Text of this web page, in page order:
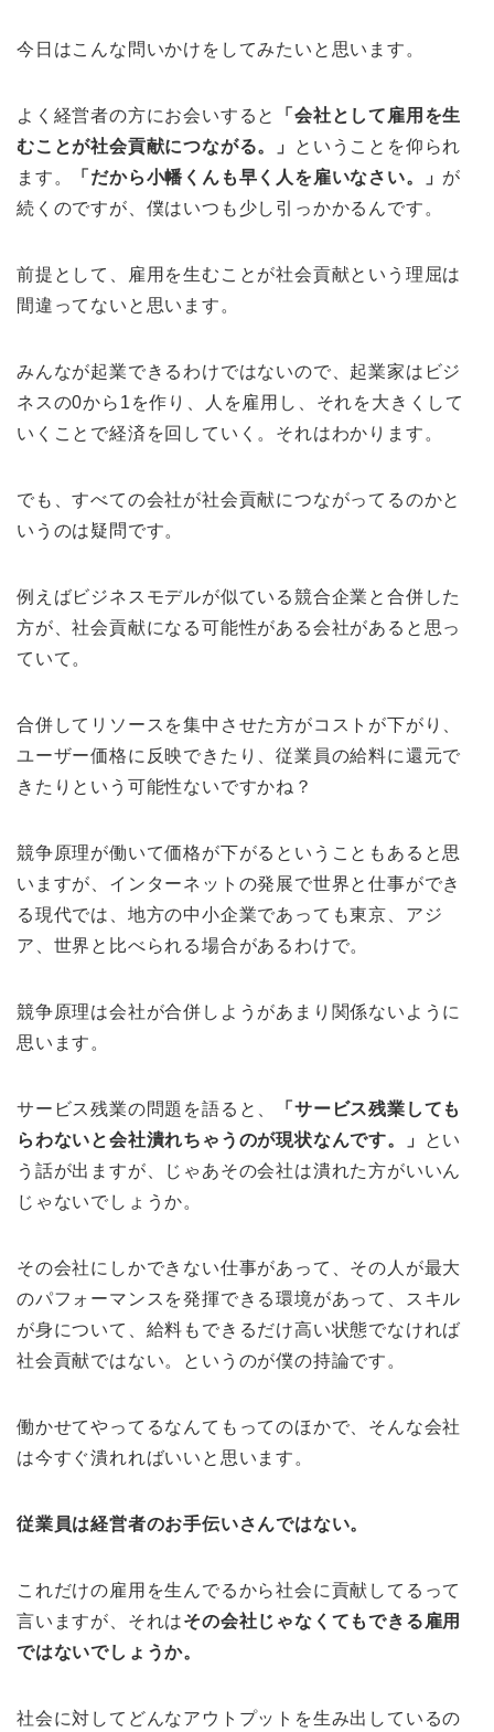
今日はこんな問いかけをしてみたいと思います。
よく経営者の方にお会いすると
「会社として雇用を生
むことが社会貢献につながる。」
ということを仰られ
ます。
「だから小幡くんも早く人を雇いなさい。」 が
続くのですが、僕はいつも少し引っかかるんです。
前提として、雇用を生むことが社会貢献という理屈は
間違ってないと思います。
みんなが起業できるわけではないので、起業家はビジ
ネスの0から1を作り、人を雇用し、それを大きくして
いくことで経済を回していく。それはわかります。
でも、すべての会社が社会貢献につながってるのかと
いうのは疑問です。
例えばビジネスモデルが似ている競合企業と合併した
方が、社会貢献になる可能性がある会社があると思っ
ていて。
合併してリソースを集中させた方がコストが下がり、
ユーザー価格に反映できたり、従業員の給料に還元で
きたりという可能性ないですかね？
競争原理が働いて価格が下がるということもあると思
いますが、インターネットの発展で世界と仕事ができ
る現代では、地方の中小企業であっても東京、アジ
ア、世界と比べられる場合があるわけで。
競争原理は会社が合併しようがあまり関係ないように
思います。
サービス残業の問題を語ると、
「サービス残業しても
らわないと会社潰れちゃうのが現状なんです。」
とい
う話が出ますが、じゃあその会社は潰れた方がいいん
じゃないでしょうか。
その会社にしかできない仕事があって、その人が最大
のパフォーマンスを発揮できる環境があって、スキル
が身について、給料もできるだけ高い状態でなければ
社会貢献ではない。というのが僕の持論です。
働かせてやってるなんてもってのほかで、そんな会社
は今すぐ潰れればいいと思います。
従業員は経営者のお手伝いさんではない。
これだけの雇用を生んでるから社会に貢献してるって
言いますが、それはその会社じゃなくてもできる雇用
ではないでしょうか。
社会に対してどんなアウトプットを生み出しているの